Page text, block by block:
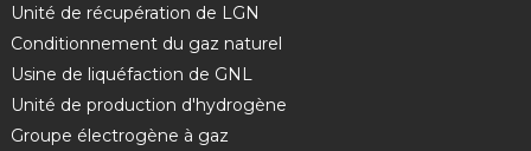
Unité de récupération de LGN
Conditionnement du gaz naturel
Usine de liquéfaction de GNL
Unité de production d'hydrogène
Groupe électrogène à gaz